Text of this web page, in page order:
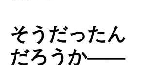
そうだったん
だろうか――